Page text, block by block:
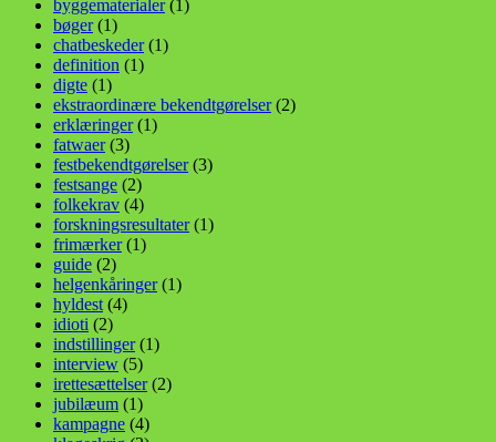
byggematerialer(1)
bøger(1)
chatbeskeder(1)
definition (1)
digte (1)
ekstraordinære bekendtgørelser(2)
erklæringer(1)
fatwaer(3)
festbekendtgørelser(3)
festsange (2)
folkekrav (4)
forskningsresultater(1)
frimærker(1)
guide (2)
helgenkåringer(1)
hyldest (4)
idioti (2)
indstillinger(1)
interview (5)
irettesættelser(2)
jubilæum (1)
kampagne (4)